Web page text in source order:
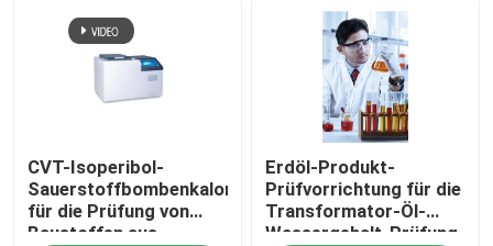
CVT-Isoperibol-
Sauerstoffbombenkalorimeter
für die Prüfung von
Baustoffen aus
Erdöl-Produkt-
Prüfvorrichtung für die
Transformator-Öl-
Wassergehalt-Prüfung